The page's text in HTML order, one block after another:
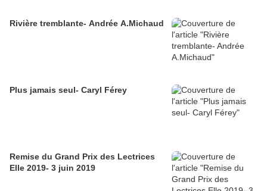
Rivière tremblante- Andrée A.Michaud
Plus jamais seul- Caryl Férey
Remise du Grand Prix des Lectrices
Elle 2019- 3 juin 2019